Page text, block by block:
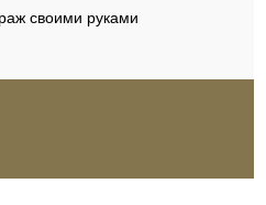
своими руками
дом электричеством
частного дома и сколько
из бруса своими руками
2020, 13:11 0